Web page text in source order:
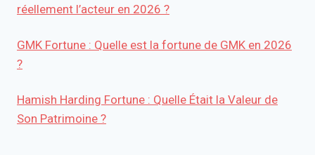
réellement l’acteur en 2026 ?
GMK Fortune : Quelle est la fortune de GMK en 2026
?
Hamish Harding Fortune : Quelle Était la Valeur de
Son Patrimoine ?